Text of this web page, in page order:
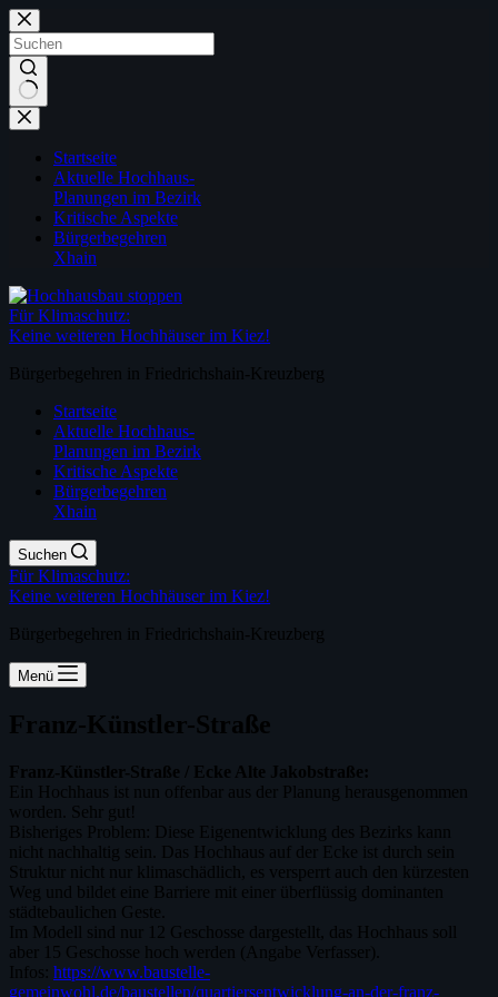
Zum
Inhalt
springen
Keine
Ergebnisse
Startseite
Aktuelle Hochhaus-
Planungen im Bezirk
Kritische Aspekte
Bürgerbegehren
Xhain
Für Klimaschutz:
Keine weiteren Hochhäuser im Kiez!
Bürgerbegehren in Friedrichshain-Kreuzberg
Startseite
Aktuelle Hochhaus-
Planungen im Bezirk
Kritische Aspekte
Bürgerbegehren
Xhain
Suchen
Für Klimaschutz:
Keine weiteren Hochhäuser im Kiez!
Bürgerbegehren in Friedrichshain-Kreuzberg
Menü
Franz-Künstler-Straße
Franz-Künstler-Straße / Ecke Alte Jakobstraße:
Ein Hochhaus ist nun offenbar aus der Planung herausgenommen
worden. Sehr gut!
Bisheriges Problem: Diese Eigenentwicklung des Bezirks kann
nicht nachhaltig sein. Das Hochhaus auf der Ecke ist durch sein
Struktur nicht nur klimaschädlich, es versperrt auch den kürzesten
Weg und bildet eine Barriere mit einer überflüssig dominanten
städtebaulichen Geste.
Im Modell sind nur 12 Geschosse dargestellt, das Hochhaus soll
aber 15 Geschosse hoch werden (Angabe Verfasser).
Infos: https://www.baustelle-
gemeinwohl.de/baustellen/quartiersentwicklung-an-der-franz-